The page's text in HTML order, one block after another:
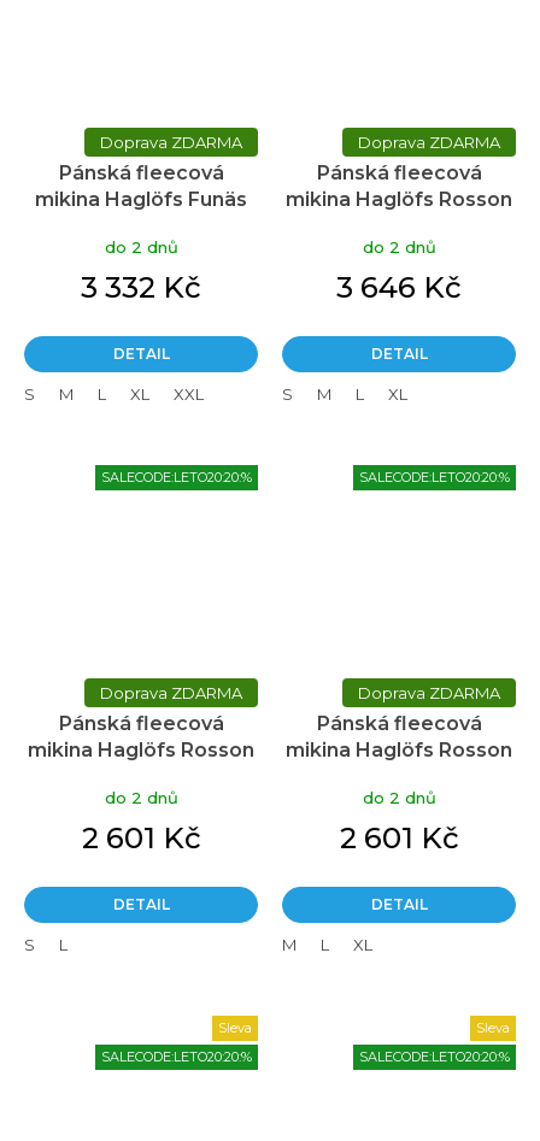
ZDARMA
Pánská fleecová
mikina Haglöfs Funäs
do 2 dnů
3 332 Kč
DETAIL
S M L XL XXL
ZDARMA
Pánská fleecová
mikina Haglöfs Rosson
do 2 dnů
3 646 Kč
DETAIL
S M L XL
SALECODE:LETO20:20:%
ZDARMA
Pánská fleecová
mikina Haglöfs Rosson
do 2 dnů
2 601 Kč
DETAIL
S L
SALECODE:LETO20:20:%
ZDARMA
Pánská fleecová
mikina Haglöfs Rosson
do 2 dnů
2 601 Kč
DETAIL
M L XL
Sleva
SALECODE:LETO20:20:%
Sleva
SALECODE:LETO20:20:%